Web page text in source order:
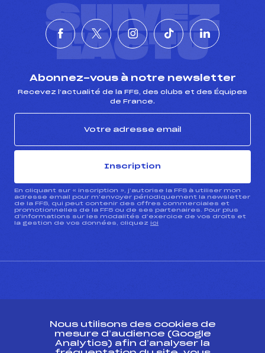
SUIVEZ
L'ACTU
Abonnez-vous à notre newsletter
Recevez l’actualité de la FFS, des clubs et des Équipes
de France.
Inscription
En cliquant sur « inscription », j’autorise la FFS à utiliser mon
adresse email pour m’envoyer périodiquement la newsletter
de la FFS, qui peut contenir des offres commerciales et
promotionnelles de la FFS ou de ses partenaires. Pour plus
d’informations sur les modalités d’exercice de vos droits et
la gestion de vos données, cliquez ici
ESPACE PRESSE
Nous utilisons des cookies de
mesure d’audience (Google
Analytics) afin d’analyser la